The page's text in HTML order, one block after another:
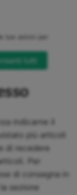
tue azioni per
tutti
indicarne il
più articoli
di recedere
Per
di consegna in
sezione